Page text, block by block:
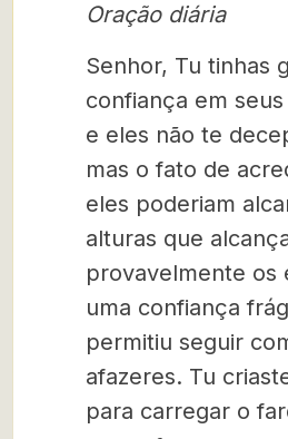
Oração diária
Senhor, Tu tinhas
confiança em
e eles não te
mas o fato de
eles poderiam
alturas que
provavelmente os
uma confiança
permitiu seguir
afazeres. Tu
para carregar o